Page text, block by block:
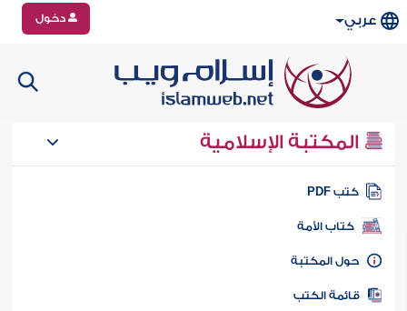
عربي دخول
المكتبة الإسلامية
كتب PDF
كتاب الأمة
المكتبة